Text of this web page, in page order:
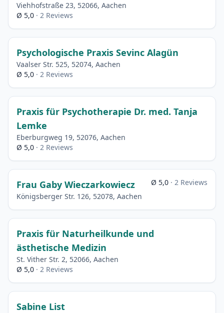
Viehhofstraße 23, 52066, Aachen
Ø 5,0 · 2 Reviews
Psychologische Praxis Sevinc Alagün
Vaalser Str. 525, 52074, Aachen
Ø 5,0 · 2 Reviews
Praxis für Psychotherapie Dr. med. Tanja
Lemke
Eberburgweg 19, 52076, Aachen
Ø 5,0 · 2 Reviews
Frau Gaby Wieczarkowiecz
Königsberger Str. 126, 52078, Aachen
Ø 5,0 · 2 Reviews
Praxis für Naturheilkunde und
ästhetische Medizin
St. Vither Str. 2, 52066, Aachen
Ø 5,0 · 2 Reviews
Sabine List